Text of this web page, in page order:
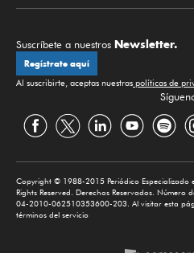
Suscríbete a nuestros Newsletter.
Regístrate aquí
Al suscribirte, aceptas nuestras políticas de
Copyright © 1988-2015 Periódico Especializado
Rights Reserved. Derechos Reservados. Número
04-2010-062510353600-203. Al visitar esta
términos del servicio